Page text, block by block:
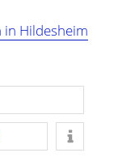
Hildesheim